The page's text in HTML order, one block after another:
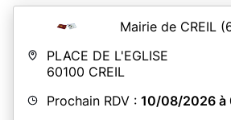
Mairie de CREIL
PLACE DE L'EGLISE
60100 CREIL
Prochain RDV : 10/08/2026 à